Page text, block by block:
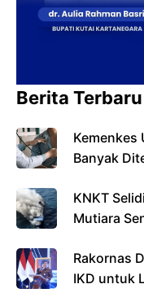
Berita Terbaru
Kemenkes
Banyak
KNKT
Mutiara
Rakornas
IKD untuk